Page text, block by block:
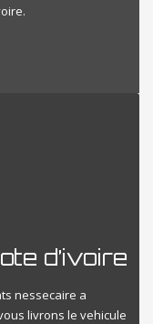
d’ivoire
nessecaire a
livrons le vehicule